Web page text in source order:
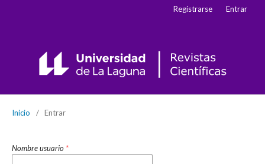
Registrarse Entrar
Inicio / Entrar
Nombre usuario *